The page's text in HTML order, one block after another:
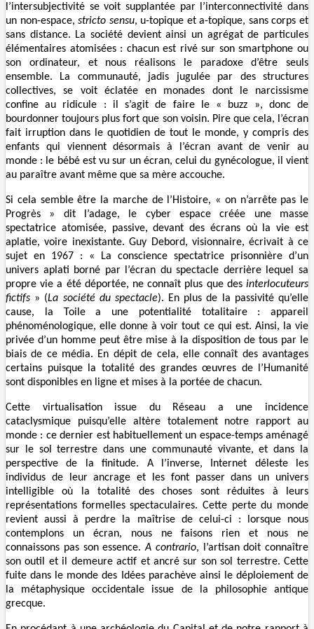
l’intersubjectivité se voit supplantée par l’interconnectivité dans
un non-espace,stricto sensu, u-topique et a-topique, sans corps et
sans distance. La société devient ainsi un agrégat de particules
élémentaires atomisées : chacun est rivé sur son smartphone ou
son ordinateur, et nous réalisons le paradoxe d’être seuls
ensemble. La communauté, jadis jugulée par des structures
collectives, se voit éclatée en monades dont le narcissisme
confine au ridicule : il s’agit de faire le « buzz », donc de
bourdonner toujours plus fort que son voisin. Pire que cela, l’écran
fait irruption dans le quotidien de tout le monde, y compris des
enfants qui viennent désormais à l’écran avant de venir au
monde : le bébé est vu sur un écran, celui du gynécologue, il vient
au paraître avant même que sa mère accouche.
Si cela semble être la marche de l’Histoire, « on n’arrête pas le
Progrès » dit l’adage, le cyber espace créée une masse
spectatrice atomisée, passive, devant des écrans où la vie est
aplatie, voire inexistante. Guy Debord, visionnaire, écrivait à ce
sujet en 1967 : « La conscience spectatrice prisonnière d’un
univers aplati borné par l’écran du spectacle derrière lequel sa
propre vie a été déportée, ne connaît plus que des interlocuteurs
fictifs » (La société du spectacle). En plus de la passivité qu’elle
cause, la Toile a une potentialité totalitaire : appareil
phénoménologique, elle donne à voir tout ce qui est. Ainsi, la vie
privée d’un homme peut être mise à la disposition de tous par le
biais de ce média. En dépit de cela, elle connaît des avantages
certains puisque la totalité des grandes œuvres de l’Humanité
sont disponibles en ligne et mises à la portée de chacun.
Cette virtualisation issue du Réseau a une incidence
cataclysmique puisqu’elle altère totalement notre rapport au
monde : ce dernier est habituellement un espace-temps aménagé
sur le sol terrestre dans une communauté vivante, et dans la
perspective de la finitude. A l’inverse, Internet déleste les
individus de leur ancrage et les font passer dans un univers
intelligible où la totalité des choses sont réduites à leurs
représentations formelles spectaculaires. Cette perte du monde
revient aussi à perdre la maîtrise de celui-ci : lorsque nous
contemplons un écran, nous ne faisons rien et nous ne
connaissons pas son essence.A contrario, l’artisan doit connaître
son outil et il demeure actif et ancré sur son sol terrestre. Cette
fuite dans le monde des Idées parachève ainsi le déploiement de
la métaphysique occidentale issue de la philosophie antique
grecque.